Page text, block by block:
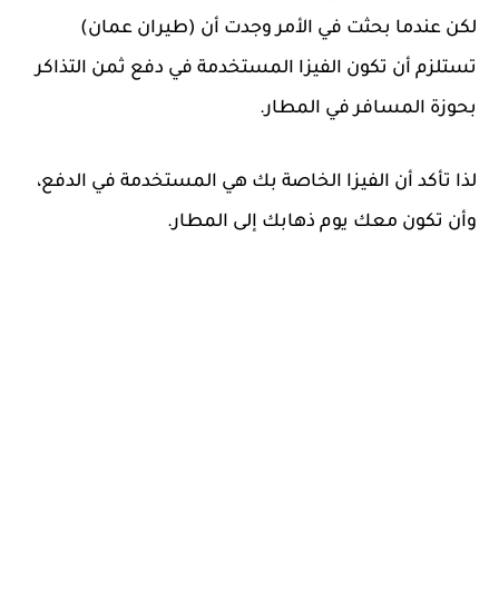
لكن عندما بحثت في الأمر وجدت أن (طيران عمان)
تستلزم أن تكون الفيزا المستخدمة في دفع ثمن التذاكر
بحوزة المسافر في المطار.
لذا تأكد أن الفيزا الخاصة بك هي المستخدمة في الدفع،
وأن تكون معك يوم ذهابك إلى المطار.